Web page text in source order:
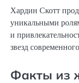
Хардин Скотт
уникальными
и
звезд
Факты из